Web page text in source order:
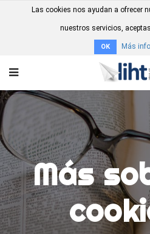
Las cookies nos ayudan a ofrecer
nuestros servicios,
OK Más
Más